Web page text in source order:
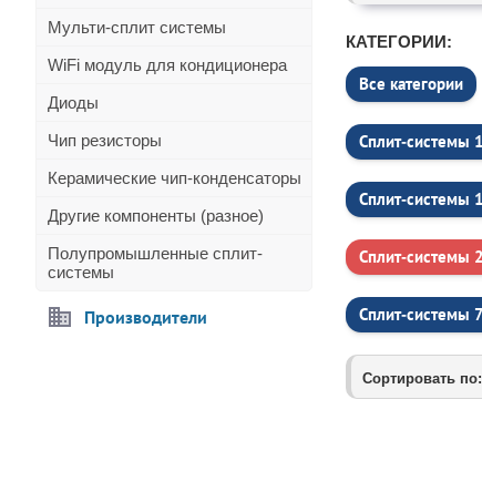
Мульти-сплит системы
WiFi модуль для кондиционера
Диоды
Чип резисторы
Керамические чип-конденсаторы
Другие компоненты (разное)
Полупромышленные сплит-
системы
Производители
КАТЕГОРИИ:
Все категории
Сплит‑системы
Сплит‑системы
Сплит‑системы
Сплит‑системы
Сортировать по: